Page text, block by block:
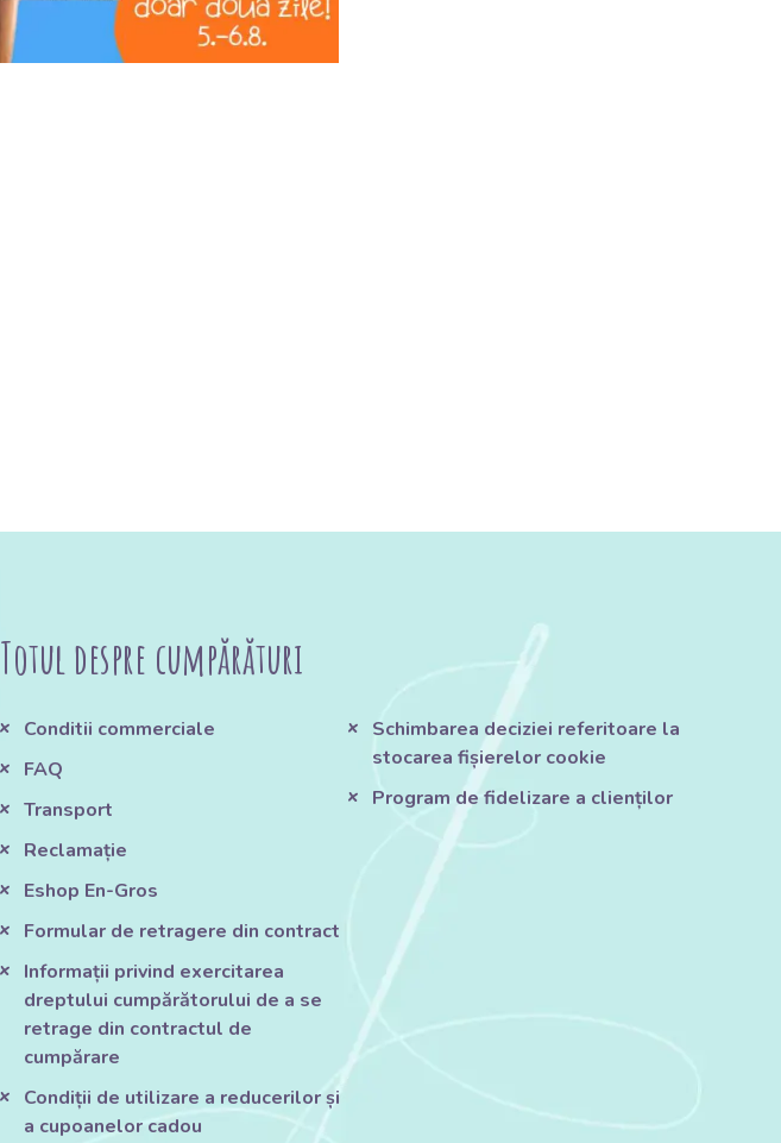
Totul despre cumpărături
Conditii commerciale
FAQ
Transport
Reclamație
Eshop En-Gros
Formular de retragere din contract
Informații privind exercitarea
dreptului cumpărătorului de a se
retrage din contractul de
cumpărare
Condiții de utilizare a reducerilor și
a cupoanelor cadou
Schimbarea deciziei referitoare la
stocarea fișierelor cookie
Program de fidelizare a clienților